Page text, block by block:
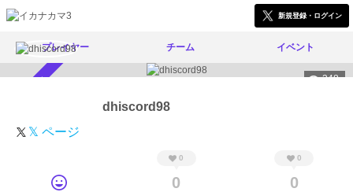
新規登録・ログイン
プレイヤー チーム イベント
348
dhiscord98
𝕏 ページ
0
0
0
0